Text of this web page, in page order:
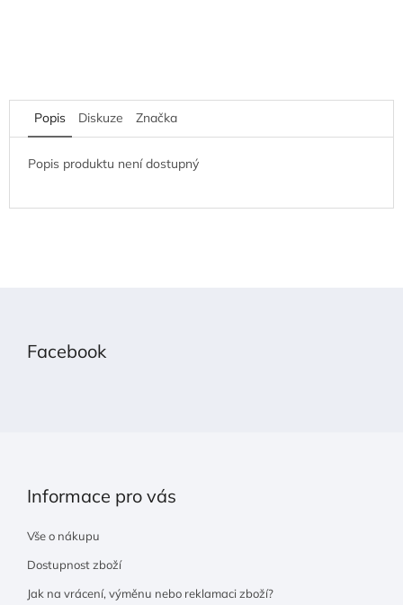
Popis Diskuze Značka
Popis produktu není dostupný
Facebook
Informace pro vás
Vše o nákupu
Dostupnost zboží
Jak na vrácení, výměnu nebo reklamaci zboží?